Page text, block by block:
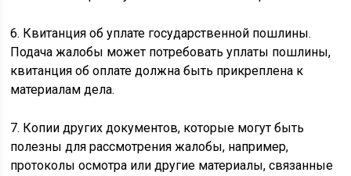
6. Квитанция об уплате государственной пошлины.
Подача жалобы может потребовать уплаты пошлины,
квитанция об оплате должна быть прикреплена к
материалам дела.
7. Копии других документов, которые могут быть
полезны для рассмотрения жалобы, например,
протоколы осмотра или другие материалы, связанные